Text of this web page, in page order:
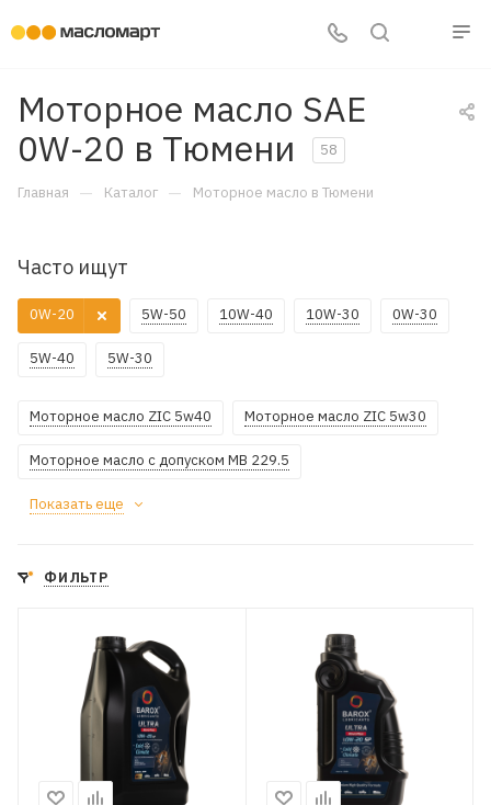
Моторное масло SAE
0W-20 в Тюмени
58
Главная — Каталог — Моторное масло в Тюмени
Часто ищут
5W-50 10W-40 10W-30 0W-30
0W-20
5W-40 5W-30
Моторное масло ZIC 5w40 Моторное масло ZIC 5w30
Моторное масло с допуском MB 229.5
Показать еще
ФИЛЬТР